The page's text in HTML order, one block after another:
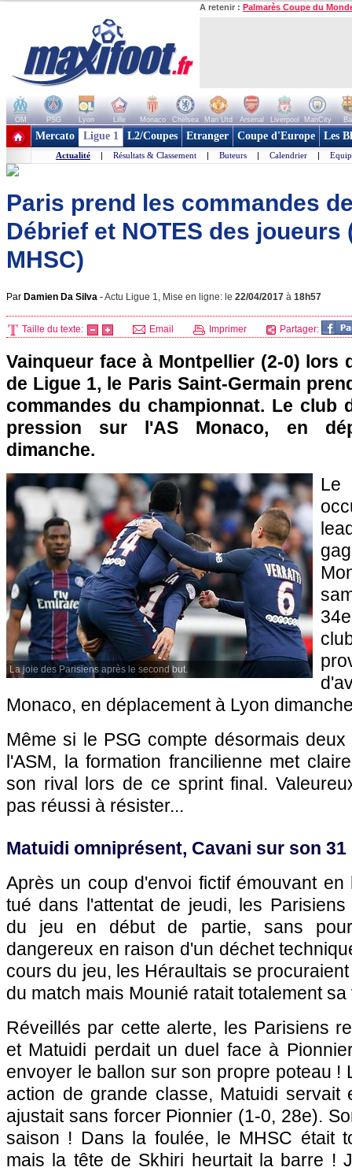
A retenir : Palmarès Coupe du
OM PSG Lyon Lille Monaco Chelsea Man Utd Arsenal Liverpool ManCity
+ de clubs
Mercato Ligue 1 L2/Coupes Etranger Coupe d'Europe Les
Actualité | Résultats & Classement | Buteurs | Calendrier |
Paris prend les commandes
Débrief et NOTES des joueurs
MHSC)
Par Damien Da Silva -Actu Ligue 1, Mise en ligne: le 22/04/2017 à 18h57
Taille du texte: Email Imprimer Partager:
Vainqueur face à Montpellier (2-0) lors
de Ligue 1, le Paris Saint-Germain
commandes du championnat. Le club
pression sur l'AS Monaco, en
dimanche.
La joie des Parisiens après le second but.
Le
Monaco, en déplacement à Lyon
Même si le PSG compte désormais
l'ASM, la formation francilienne met
son rival lors de ce sprint final.
pas réussi à résister...
Matuidi omniprésent, Cavani sur son 31
Après un coup d'envoi fictif émouvant en
tué dans l'attentat de jeudi, les
du jeu en début de partie, sans
dangereux en raison d'un déchet
cours du jeu, les Héraultais se
du match mais Mounié ratait totalement
Réveillés par cette alerte, les Parisiens
et Matuidi perdait un duel face à
envoyer le ballon sur son propre poteau !
action de grande classe, Matuidi servait
ajustait sans forcer Pionnier (1-0, 28e).
saison ! Dans la foulée, le MHSC était
mais la tête de Skhiri heurtait la barre !